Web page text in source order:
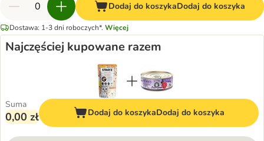
Dodaj do koszykaDodaj do koszyka
Dostawa: 1-3 dni roboczych*. Więcej
Najczęściej kupowane razem
Suma
0,00 zł Dodaj do koszykaDodaj do koszyka